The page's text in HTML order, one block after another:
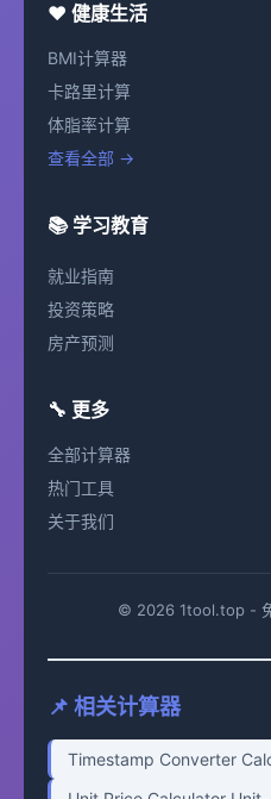
❤️ 健康生活
BMI计算器
卡路里计算
体脂率计算
查看全部 →
📚 学习教育
就业指南
投资策略
房产预测
🔧 更多
全部计算器
热门工具
关于我们
© 2026 1tool.top -
📌 相关计算器
Timestamp Converter